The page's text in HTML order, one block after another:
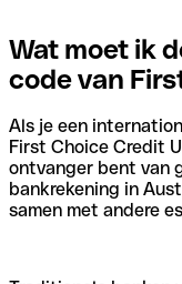
Wat moet ik
code van
Als je een
First Choice Credit
ontvanger bent van
bankrekening in
samen met andere